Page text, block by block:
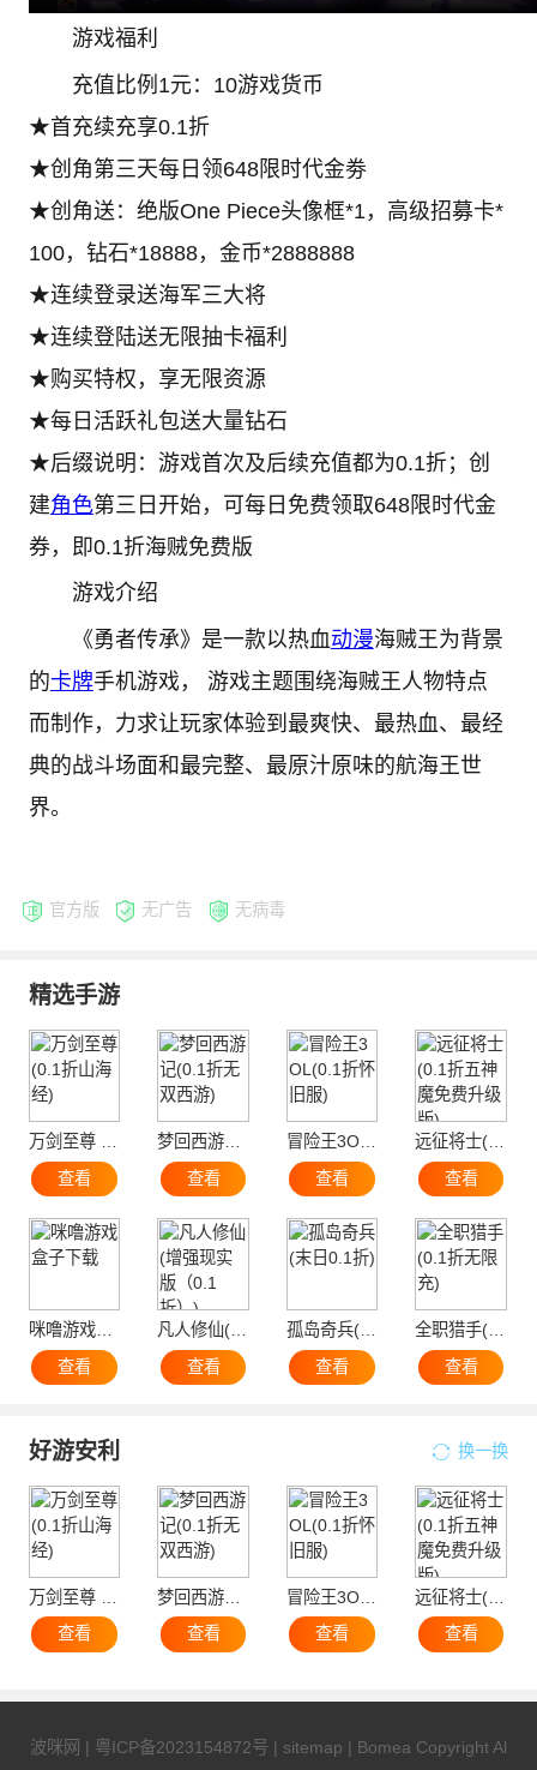
游戏福利
充值比例1元：10游戏货币
★首充续充享0.1折
★创角第三天每日领648限时代金劵
★创角送：绝版One Piece头像框*1，高级招募卡*
100，钻石*18888，金币*2888888
★连续登录送海军三大将
★连续登陆送无限抽卡福利
★购买特权，享无限资源
★每日活跃礼包送大量钻石
★后缀说明：游戏首次及后续充值都为0.1折；创
建角色第三日开始，可每日免费领取648限时代金
券，即0.1折海贼免费版
游戏介绍
《勇者传承》是一款以热血动漫海贼王为背景
的卡牌手机游戏， 游戏主题围绕海贼王人物特点
而制作，力求让玩家体验到最爽快、最热血、最经
典的战斗场面和最完整、最原汁原味的航海王世
界。
官方版 无广告 无病毒
精选手游
查看
查看
冒险王3OL(0.1折怀旧服)
查看
查看
咪噜游戏盒子下载
查看
查看
孤岛奇兵(末日0.1折)
查看
查看
好游安利 换一换
查看
查看
冒险王3OL(0.1折怀旧服)
查看
查看
波咪网 | 粤ICP备2023154872号 | sitemap | Bomea Copyright Al